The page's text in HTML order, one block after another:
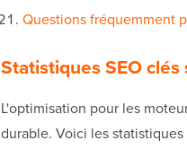
Questions fréquemment
Statistiques SEO
L'optimisation pour les
durable. Voici les